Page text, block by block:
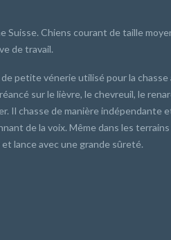
Suisse. Chiens courant de taille
de travail.
de petite vénerie utilisé pour la chasse
sur le lièvre, le chevreuil, le
Il chasse de manière indépendante
de la voix. Même dans les
lance avec une grande sûreté.